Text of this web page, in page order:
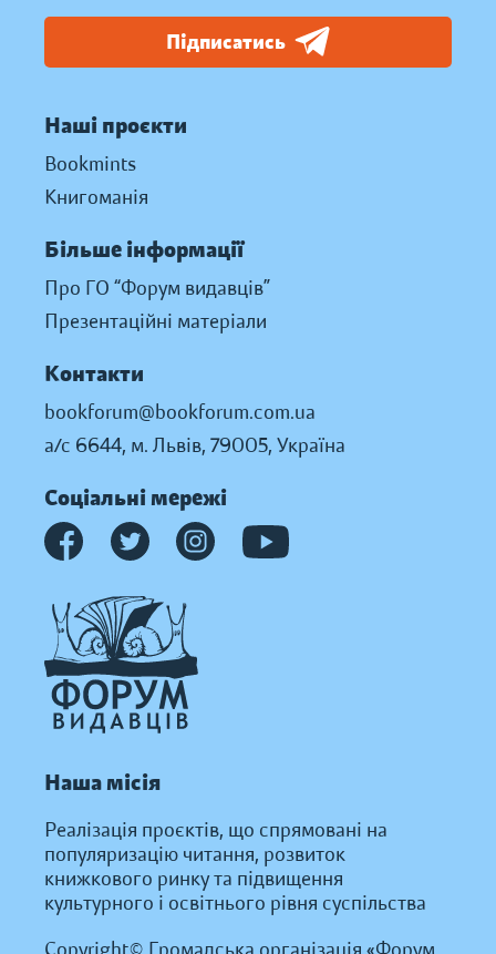
Підписатись
Наші проєкти
Bookmints
Книгоманія
Більше інформації
Про ГО “Форум видавців”
Презентаційні матеріали
Контакти
bookforum@bookforum.com.ua
а/с 6644, м. Львів, 79005, Україна
Соціальні мережі
Наша місія
Реалізація проєктів, що спрямовані на
популяризацію читання, розвиток
книжкового ринку та підвищення
культурного і освітнього рівня суспільства